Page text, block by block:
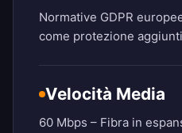
Normative GDPR
come protezione
Velocità Media
60 Mbps – Fibra in